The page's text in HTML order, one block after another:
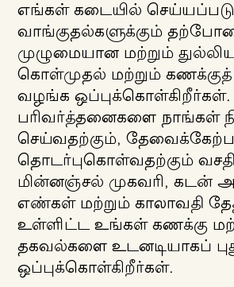
எங்கள் கடையில்
வாங்குதல்களுக்கும்
முழுமையான மற்றும்
கொள்முதல் மற்றும்
வழங்க
பரிவர்த்தனைகளை நாங்கள்
செய்வதற்கும்,
தொடர்புகொள்வதற்கும்
மின்னஞ்சல் முகவரி, கடன்
எண்கள் மற்றும் காலாவதி
உள்ளிட்ட உங்கள் கணக்கு
தகவல்களை உடனடியாகப்
ஒப்புக்கொள்கிறீர்கள்.